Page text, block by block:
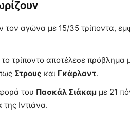
αγώνα με 15/35 τρίποντα,
το τρίποντο αποτέλεσε
Στρους και Γκάρλαντ.
του Πασκάλ Σιάκαμ με 21
Ιντιάνα.